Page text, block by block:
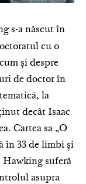
s-a născut în
cu o
și despre
de doctor în
la
decât Isaac
Cartea sa „O
în 33 de limbi și
Hawking suferă
asupra